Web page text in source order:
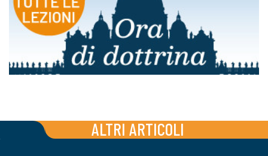
ALTRI ARTICOLI